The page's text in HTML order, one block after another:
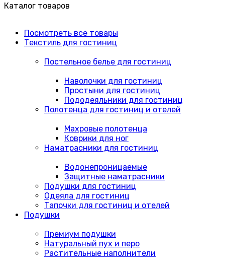
Каталог товаров
Посмотреть все товары
Текстиль для гостиниц
Постельное белье для гостиниц
Наволочки для гостиниц
Простыни для гостиниц
Пододеяльники для гостиниц
Полотенца для гостиниц и отелей
Махровые полотенца
Коврики для ног
Наматрасники для гостиниц
Водонепроницаемые
Защитные наматрасники
Подушки для гостиниц
Одеяла для гостиниц
Тапочки для гостиниц и отелей
Подушки
Премиум подушки
Натуральный пух и перо
Растительные наполнители